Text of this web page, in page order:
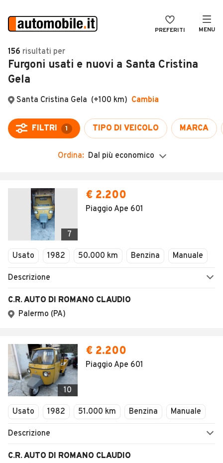
PREFERITI MENU
Auto
Auto Km 0
Auto Nuove
Moto
Camper
Veicoli Commerciali
Concessionari
VENDI
MAGAZINE
ACCEDI
156 risultati per
Furgoni usati e nuovi a Santa Cristina
Gela
Ordina: Dal più economico
7
€ 2.200
Piaggio Ape 601
Usato 1982 50.000 km Benzina Manuale
Descrizione
C.R. AUTO DI ROMANO CLAUDIO
Palermo (PA)
10
€ 2.200
Piaggio Ape 601
Usato 1982 51.000 km Benzina Manuale
Descrizione
C.R. AUTO DI ROMANO CLAUDIO